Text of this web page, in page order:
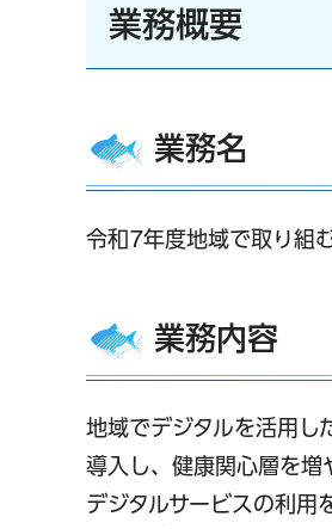
業務概要
業務名
令和7年度地域で取り組
業務内容
地域でデジタルを活用し
導入し、健康関心層を増
デジタルサービスの利用